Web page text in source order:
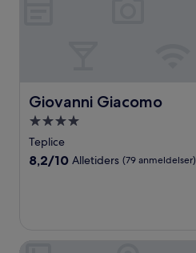
Giovanni Giacomo
Giovanni Giacomo
4.0-
stjernet
overnatningssted
Teplice
8.2
anmeldelser)
8,2/10 Alletiders (79 anmeldelser)